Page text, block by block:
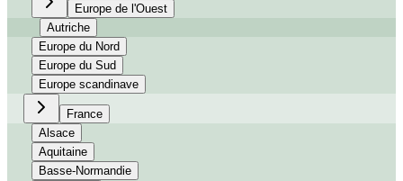
Europe de l'Ouest
Autriche
Europe du Nord
Europe du Sud
Europe scandinave
France
Alsace
Aquitaine
Basse-Normandie